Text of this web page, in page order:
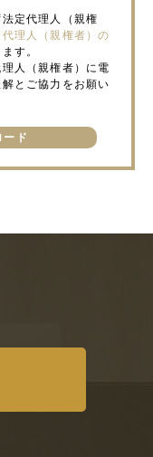
定代理人（親権
理人（親権者）の
す。
人（親権者）に電
とご協力をお願い
ード